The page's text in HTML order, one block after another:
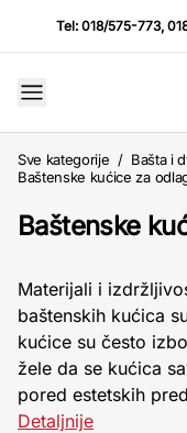
Tel:018/575-773,
Sve kategorije / Bašta i
Baštenske kućice za
Baštenske
Materijali i
baštenskih kućica
kućice su često
žele da se kućica
pored estetskih
Detaljnije